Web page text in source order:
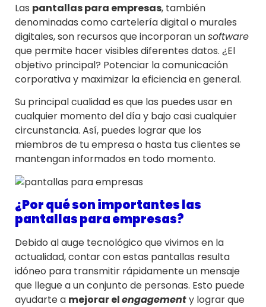
Las pantallas para empresas, también
denominadas como cartelería digital o murales
digitales, son recursos que incorporan unsoftware
que permite hacer visibles diferentes datos. ¿El
objetivo principal? Potenciar la comunicación
corporativa y maximizar la eficiencia en general.
Su principal cualidad es que las puedes usar en
cualquier momento del día y bajo casi cualquier
circunstancia. Así, puedes lograr que los
miembros de tu empresa o hasta tus clientes se
mantengan informados en todo momento.
¿Por qué son importantes las
pantallas para empresas?
Debido al auge tecnológico que vivimos en la
actualidad, contar con estas pantallas resulta
idóneo para transmitir rápidamente un mensaje
que llegue a un conjunto de personas. Esto puede
ayudarte a mejorar elengagementy lograr que